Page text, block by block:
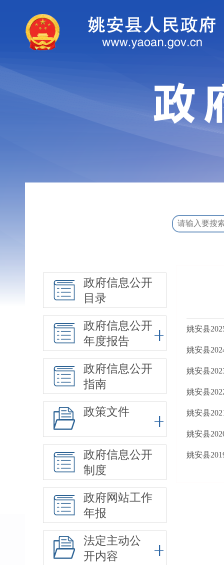
政府信息公开
目录
政府信息公开
年度报告
政府信息公开
指南
政策文件
政府信息公开
制度
政府网站工作
年报
法定主动公
开内容
姚安县
姚安县
姚安县
姚安县
姚安县
姚安县
姚安县